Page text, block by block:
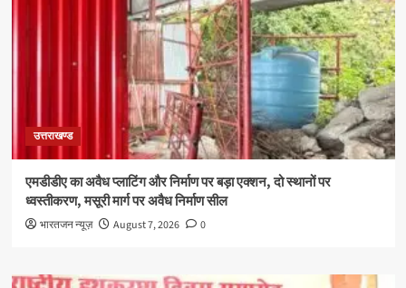
उत्तराखण्ड
एमडीडीए का अवैध प्लाटिंग और निर्माण पर बड़ा एक्शन, दो स्थानों पर
ध्वस्तीकरण, मसूरी मार्ग पर अवैध निर्माण सील
भारतजन न्यूज़ August 7, 2026 0